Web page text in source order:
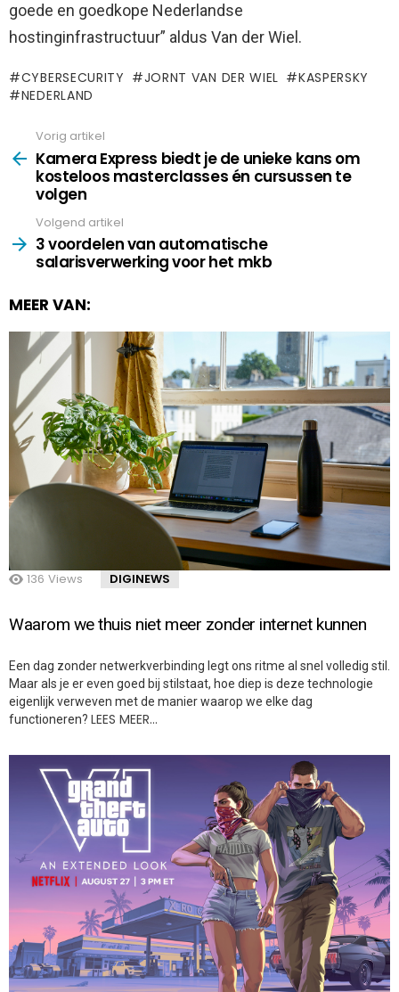
goede en goedkope Nederlandse
hostinginfrastructuur” aldus Van der Wiel.
CYBERSECURITY JORNT VAN DER WIEL
KASPERSKY
NEDERLAND
more
Vorig artikel
Kamera Express biedt je de unieke kans om
kosteloos masterclasses én cursussen te
volgen
Volgend artikel
3 voordelen van automatische
salarisverwerking voor het mkb
MEER VAN:
136 Views DIGINEWS
Waarom we thuis niet meer zonder internet kunnen
Een dag zonder netwerkverbinding legt ons ritme al snel volledig stil.
Maar als je er even goed bij stilstaat, hoe diep is deze technologie
eigenlijk verweven met de manier waarop we elke dag
functioneren? LEES MEER…